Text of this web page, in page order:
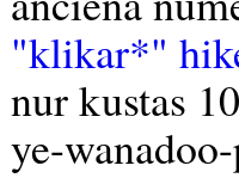
"klikar*"
nur kustas
ye-